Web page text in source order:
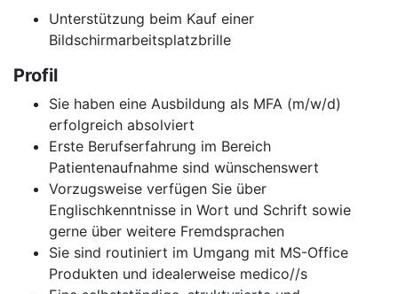
Unterstützung beim Kauf einer
Bildschirmarbeitsplatzbrille
Profil
Sie haben eine Ausbildung als MFA (m/w/d)
erfolgreich absolviert
Erste Berufserfahrung im Bereich
Patientenaufnahme sind wünschenswert
Vorzugsweise verfügen Sie über
Englischkenntnisse in Wort und Schrift sowie
gerne über weitere Fremdsprachen
Sie sind routiniert im Umgang mit MS-Office
Produkten und idealerweise medico//s